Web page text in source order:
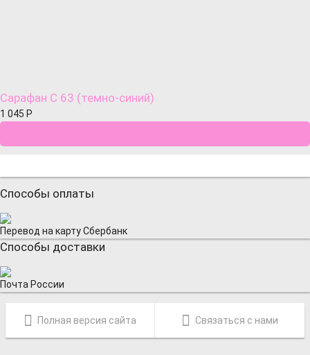
Сарафан С 63 (темно-синий)
1 045 Р
Способы оплаты
Перевод на карту Сбербанк
Способы доставки
Почта России
Полная версия сайта Связаться с нами